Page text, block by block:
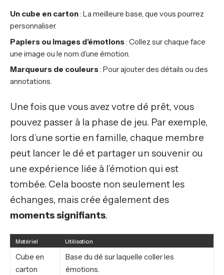
Un cube en carton: La meilleure base, que vous pourrez
personnaliser.
Papiers ou images d’émotions: Collez sur chaque face
une image ou le nom d’une émotion.
Marqueurs de couleurs: Pour ajouter des détails ou des
annotations.
Une fois que vous avez votre dé prêt, vous
pouvez passer à la phase de jeu. Par exemple,
lors d’une sortie en famille, chaque membre
peut lancer le dé et partager un souvenir ou
une expérience liée à l’émotion qui est
tombée. Cela booste non seulement les
échanges, mais crée également des
moments signifiants.
Matériel
Utilisation
Cube en
carton
Base du dé sur laquelle coller les
émotions.